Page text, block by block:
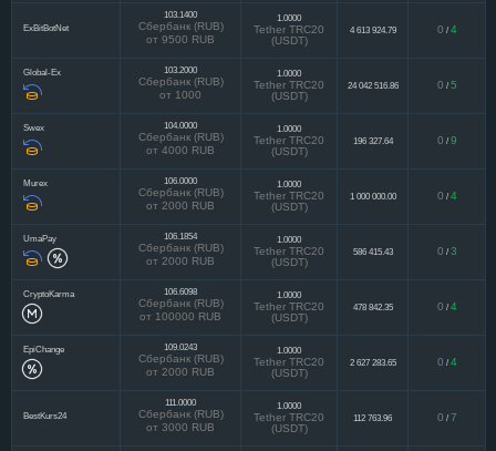
ExBitBotNet
103.1400
Сбербанк (RUB)
от 9500 RUB
1.0000
Tether TRC20
(USDT)
4 613 924.79 0 / 4
Global-Ex 103.2000
Сбербанк (RUB)
от 1000
1.0000
Tether TRC20
(USDT)
24 042 516.86 0 / 5
Swex 104.0000
Сбербанк (RUB)
от 4000 RUB
1.0000
Tether TRC20
(USDT)
196 327.64 0 / 9
Murex 106.0000
Сбербанк (RUB)
от 2000 RUB
1.0000
Tether TRC20
(USDT)
1 000 000.00 0 / 4
UmaPay 106.1854
Сбербанк (RUB)
от 2000 RUB
1.0000
Tether TRC20
(USDT)
586 415.43 0 / 3
CryptoKarma 106.6098
Сбербанк (RUB)
от 100000 RUB
1.0000
Tether TRC20
(USDT)
478 842.35 0 / 4
EpiChange 109.0243
Сбербанк (RUB)
от 2000 RUB
1.0000
Tether TRC20
(USDT)
2 627 283.65 0 / 4
BestKurs24
111.0000
Сбербанк (RUB)
от 3000 RUB
1.0000
Tether TRC20
(USDT)
112 763.96 0 / 7